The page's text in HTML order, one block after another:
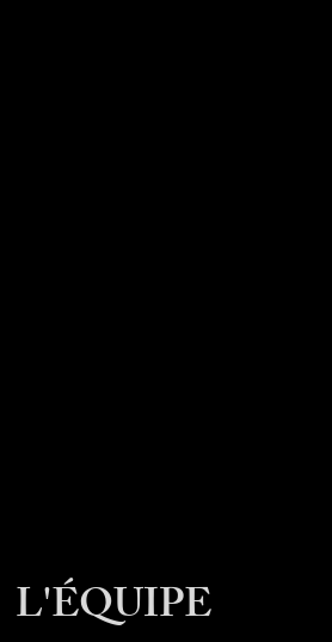
L'ÉQUIPE